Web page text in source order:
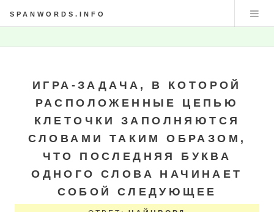
SPANWORDS.INFO
ИГРА-ЗАДАЧА, В КОТОРОЙ
РАСПОЛОЖЕННЫЕ ЦЕПЬЮ
КЛЕТОЧКИ ЗАПОЛНЯЮТСЯ
СЛОВАМИ ТАКИМ ОБРАЗОМ,
ЧТО ПОСЛЕДНЯЯ БУКВА
ОДНОГО СЛОВА НАЧИНАЕТ
СОБОЙ СЛЕДУЮЩЕЕ